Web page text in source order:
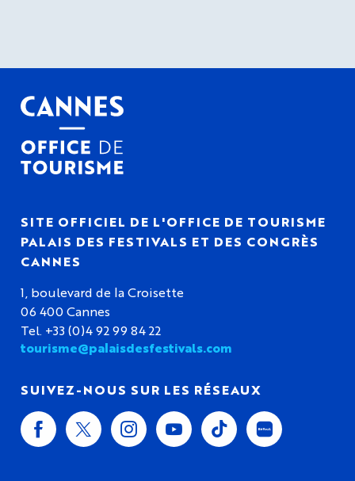
SITE OFFICIEL DE L'OFFICE DE TOURISME
PALAIS DES FESTIVALS ET DES CONGRÈS
CANNES
1, boulevard de la Croisette
06 400 Cannes
Tel. +33 (0)4 92 99 84 22
tourisme@palaisdesfestivals.com
SUIVEZ-NOUS SUR LES RÉSEAUX